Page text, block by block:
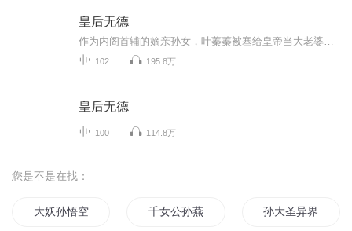
皇后无德
102 195.8万
皇后无德
100 114.8万
您是不是在找：
大妖孙悟空 千女公孙燕 孙大圣异界重修记